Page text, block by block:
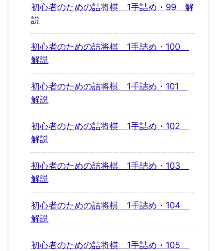
初心者のための詰将棋 1手詰め・99 解
説
初心者のための詰将棋 1手詰め・100
解説
初心者のための詰将棋 1手詰め・101
解説
初心者のための詰将棋 1手詰め・102
解説
初心者のための詰将棋 1手詰め・103
解説
初心者のための詰将棋 1手詰め・104
解説
初心者のための詰将棋 1手詰め・105